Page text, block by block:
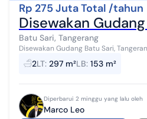
Rp 275 Juta Total /tahun
Disewakan
Batu Sari, Tangerang
Disewakan Gudang Batu Sari, Tangerang Price: 275 Juta/
(Nepis) Spec: -LT: 297m2 -LB: 153m2 -LANTAI: 3 (LANTAI DASAR
TINGGI 6 MTR) (LANTAI 2-...
2LT: 297 m²LB: 153 m²
Diperbarui 2 minggu yang lalu oleh
Marco Leo